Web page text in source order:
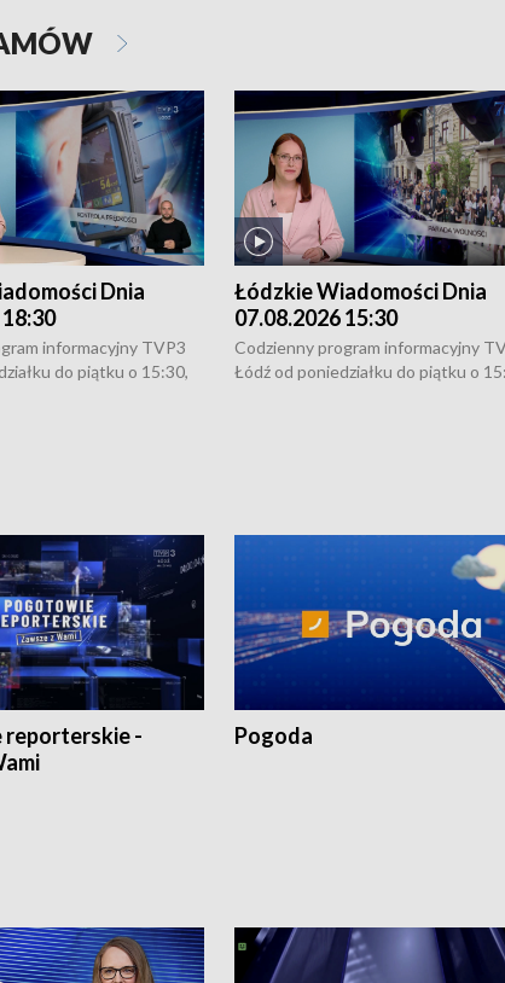
Dnia
informacyjny TVP3
do piątku o 15:30,
Łódzkie Wiadomości Dnia
07.08.2026 15:30
Codzienny program informacyjny
Łódź od poniedziałku do piątku o
-
Pogoda